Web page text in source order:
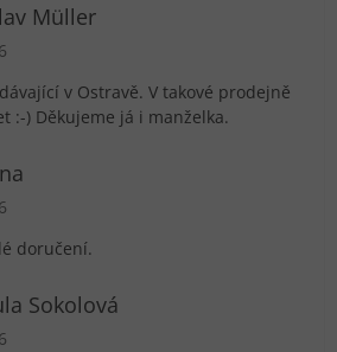
Müller
obchodu je 5 z 5 hvězdiček.
v Ostravě. V takové prodejně
:-) Děkujeme já i manželka.
obchodu je 5 z 5 hvězdiček.
doručení.
Sokolová
obchodu je 5 z 5 hvězdiček.